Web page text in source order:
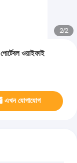
2/2
ওয়াইফাই
এখন যোগাযোগ